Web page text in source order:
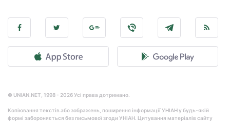
© UNIAN.NET, 1998 - 2026 Усі права дотримано.
Копіювання текстів або зображень, поширення інформації УНІАН у будь-якій
формі забороняється без письмової згоди УНІАН. Цитування матеріалів сайту